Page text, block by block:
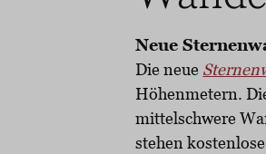
Neue
Die neue
Höhenmetern.
mittelschwere
stehen